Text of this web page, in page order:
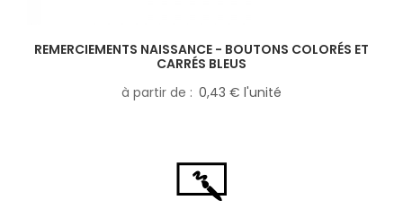
REMERCIEMENTS NAISSANCE - BOUTONS COLORÉS ET
CARRÉS BLEUS
à partir de
0,43 € l'unité